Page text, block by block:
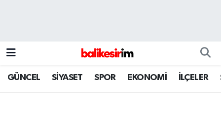
GÜNCEL SİYASET SPOR EKONOMİ İLÇELER